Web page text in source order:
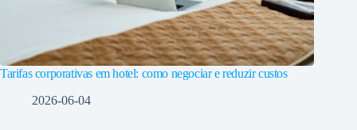
Tarifas corporativas em hotel: como negociar e reduzir custos
2026-06-04